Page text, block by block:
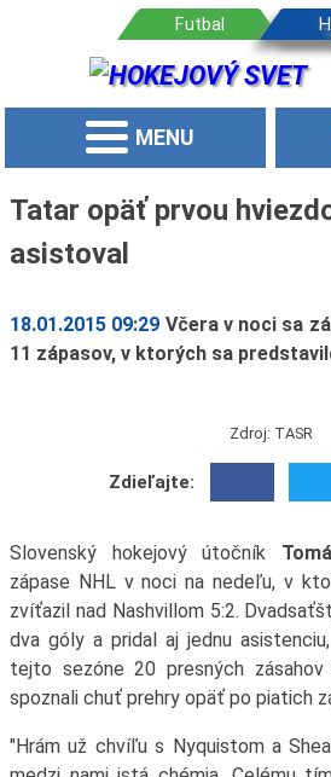
MENU
Tatar opäť prvou
asistoval
18.01.2015 09:29 Včera v noci sa
11 zápasov, v ktorých sa
Zdroj: TASR
Zdieľajte:
Slovenský hokejový útočník
zápase NHL v noci na nedeľu, v
zvíťazil nad Nashvillom 5:2.
dva góly a pridal aj jednu
tejto sezóne 20 presných
spoznali chuť prehry opäť po piatich
"Hrám už chvíľu s Nyquistom a